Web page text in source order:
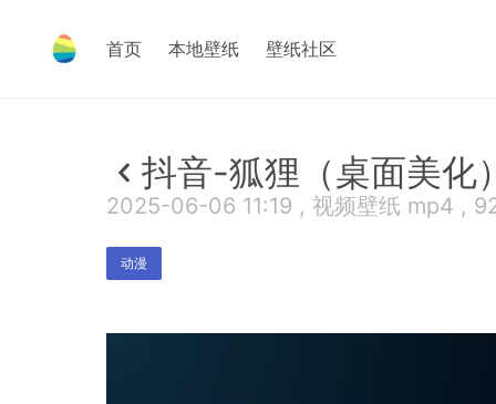
首页 本地壁纸 壁纸社区
抖音-狐狸（桌面美化
2025-06-06 11:19 , 视频壁纸 mp4 ,
动漫